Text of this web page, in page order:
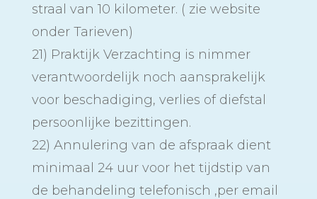
straal van 10 kilometer. ( zie website
onder Tarieven)
21) Praktijk Verzachting is nimmer
verantwoordelijk noch aansprakelijk
voor beschadiging, verlies of diefstal
persoonlijke bezittingen.
22) Annulering van de afspraak dient
minimaal 24 uur voor het tijdstip van
de behandeling telefonisch ,per email